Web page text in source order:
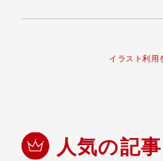
イラスト利用
人気の記事